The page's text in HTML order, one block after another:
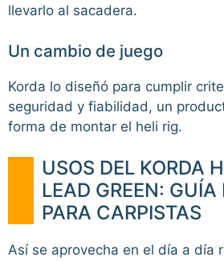
llevarlo al sacadera.
Un cambio de juego
Korda lo diseñó para cumplir
seguridad y fiabilidad, un
forma de montar el heli rig.
USOS DEL KORDA
LEAD GREEN:
PARA CARPISTAS
Así se aprovecha en el día a día